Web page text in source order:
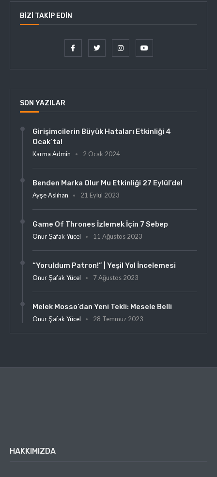
BIZI TAKIP EDIN
SON YAZILAR
Girişimcilerin Büyük Hataları Etkinliği 4
Ocak’ta!
Karma Admin 2 Ocak 2024
Benden Marka Olur Mu Etkinliği 27 Eylül’de!
Ayşe Aslıhan 21 Eylül 2023
Game Of Thrones İzlemek İçin 7 Sebep
Onur Şafak Yücel 11 Ağustos 2023
“Yoruldum Patron!” | Yeşil Yol İncelemesi
Onur Şafak Yücel 7 Ağustos 2023
Melek Mosso’dan Yeni Tekli: Mesele Belli
Onur Şafak Yücel 28 Temmuz 2023
HAKKIMIZDA